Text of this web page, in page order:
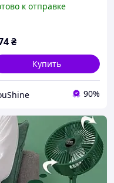
к отправке
₴
Купить
90%